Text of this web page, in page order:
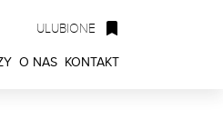
ULUBIONE
O NAS KONTAKT